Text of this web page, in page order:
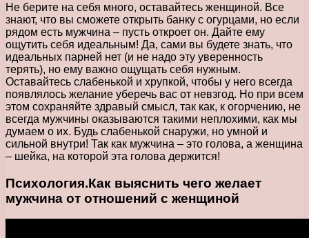
Не берите на себя много, оставайтесь женщиной. Все
знают, что вы сможете открыть банку с огурцами, но если
рядом есть мужчина – пусть откроет он. Дайте ему
ощутить себя идеальным! Да, сами вы будете знать, что
идеальных парней нет (и не надо эту уверенность
терять), но ему важно ощущать себя нужным.
Оставайтесь слабенькой и хрупкой, чтобы у него всегда
появлялось желание уберечь вас от невзгод. Но при всем
этом сохраняйте здравый смысл, так как, к огорчению, не
всегда мужчины оказываются такими неплохими, как мы
думаем о их. Будь слабенькой снаружи, но умной и
сильной внутри! Так как мужчина – это голова, а женщина
– шейка, на которой эта голова держится!
Психология.Как выяснить чего желает
мужчина от отношений с женщиной